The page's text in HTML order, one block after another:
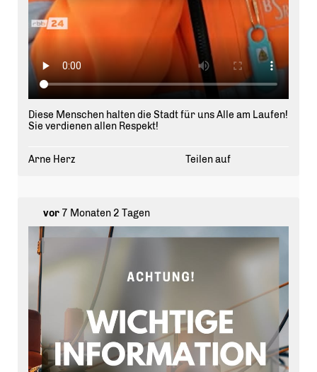
Diese Menschen halten die Stadt für uns Alle am Laufen!
Sie verdienen allen Respekt!
Arne Herz Teilen auf
vor7 Monaten 2 Tagen